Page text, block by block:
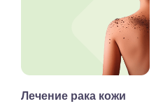
Лечение рака кожи